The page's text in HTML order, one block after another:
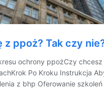
z ppoż? Tak czy
ochrony ppożCzy
Po Kroku Instrukcja
z bhp Oferowanie